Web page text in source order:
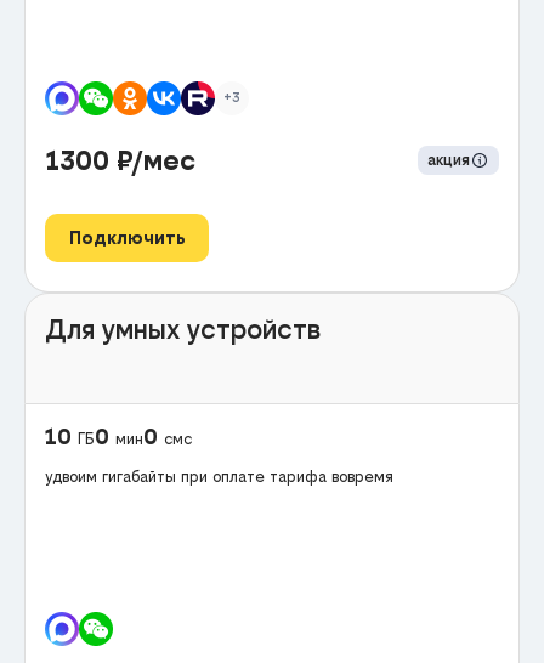
+3
1300 ₽/мес акция
Подключить
Для умных устройств
10 ГБ0 мин0 смс
удвоим гигабайты при оплате тарифа вовремя